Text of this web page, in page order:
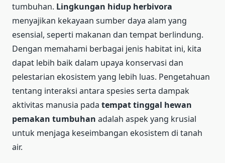
tumbuhan. Lingkungan hidup herbivora
menyajikan kekayaan sumber daya alam yang
esensial, seperti makanan dan tempat berlindung.
Dengan memahami berbagai jenis habitat ini, kita
dapat lebih baik dalam upaya konservasi dan
pelestarian ekosistem yang lebih luas. Pengetahuan
tentang interaksi antara spesies serta dampak
aktivitas manusia pada tempat tinggal hewan
pemakan tumbuhan adalah aspek yang krusial
untuk menjaga keseimbangan ekosistem di tanah
air.